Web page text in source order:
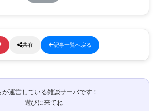
共有 記事一覧へ戻る
が運営している雑談サーバです！
遊びに来てね